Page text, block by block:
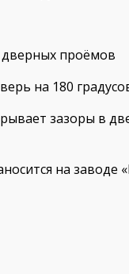
дверных проёмов
на 180
зазоры в
на заводе